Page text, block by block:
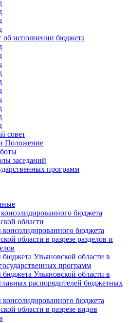
об исполнении бюджета
совет
Положение
заседаний
программ
бюджета
области
консолидированного бюджета
области в разрезе разделов и
бюджета Ульяновской области в
программ
бюджета Ульяновской области в
главных распорядителей бюджетных
консолидированного бюджета
области в разрезе видов